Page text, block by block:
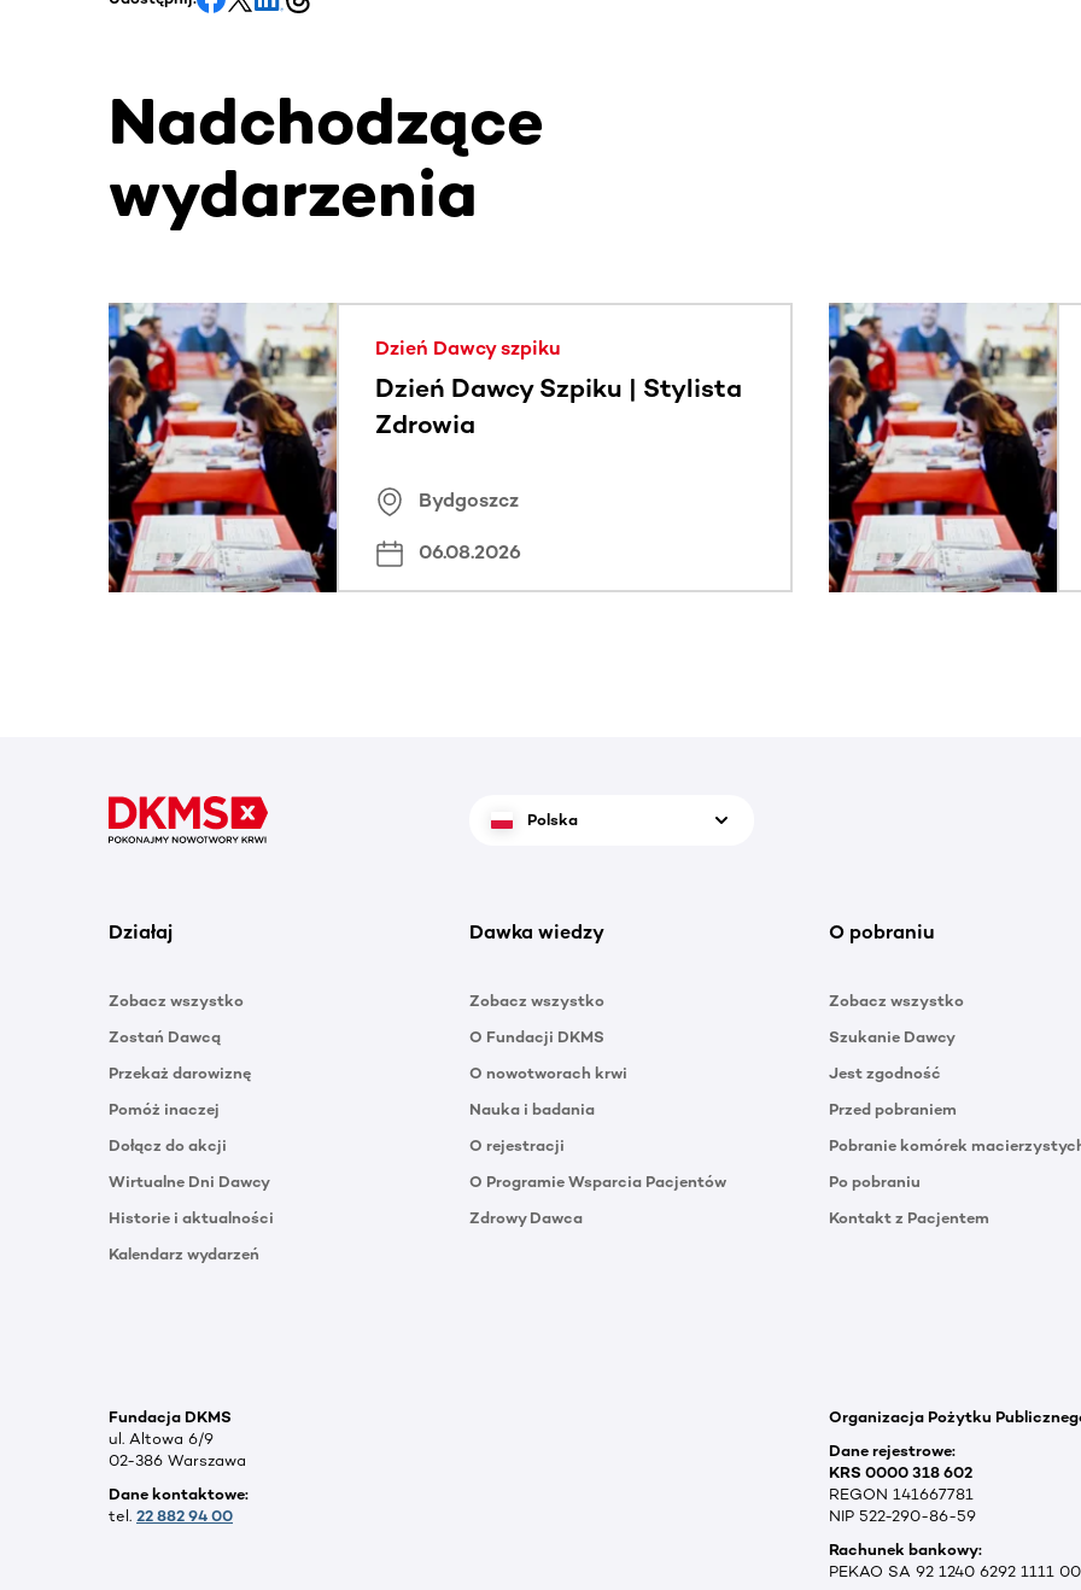
Nadchodzące
wydarzenia
Ta sekcja zawiera treści przewijane w poziomie. Użyj klawisza Tab lub przesuń palcem, aby zobaczyć
Dzień Dawcy szpiku
Dzień Dawcy Szpiku | Stylista
Zdrowia
Bydgoszcz
06.08.2026
Polska
Działaj
Zobacz wszystko
Zostań Dawcą
Przekaż darowiznę
Pomóż inaczej
Dołącz do akcji
Wirtualne Dni Dawcy
Historie i aktualności
Kalendarz wydarzeń
Dawka wiedzy
Zobacz wszystko
O Fundacji DKMS
O nowotworach krwi
Nauka i badania
O rejestracji
O Programie Wsparcia Pacjentów
Zdrowy Dawca
O pobraniu
Zobacz wszystko
Szukanie Dawcy
Jest zgodność
Przed pobraniem
Pobranie komórek
Po pobraniu
Kontakt z Pacjentem
Fundacja DKMS
ul. Altowa 6/9
02-386 Warszawa
Dane kontaktowe:
tel. 22 882 94 00
Organizacja Pożytku
Dane rejestrowe:
KRS 0000 318 602
REGON 141667781
NIP 522-290-86-59
Rachunek bankowy:
PEKAO SA 92 1240 6292 1111